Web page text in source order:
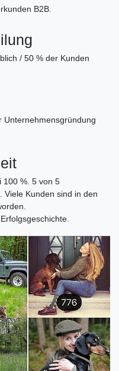
B2B.
/ 50 % der Kunden
Unternehmensgründung
100 %. 5 von 5
Viele Kunden sind in den